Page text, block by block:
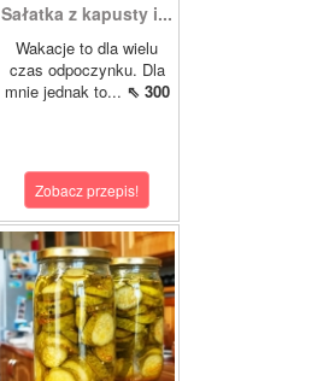
Sałatka z kapusty i...
Wakacje to dla wielu
czas odpoczynku. Dla
mnie jednak to... ⇖ 300
Zobacz przepis!